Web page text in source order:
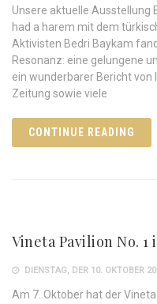
Unsere aktuelle Ausstellung
had a harem mit dem
Aktivisten Bedri Baykam
Resonanz: eine gelungene
ein wunderbarer Bericht von
Zeitung sowie viele
CONTINUE READING
Vineta Pavilion No. 1
DIENSTAG, DER 10. OKTOBER
Am 7. Oktober hat der